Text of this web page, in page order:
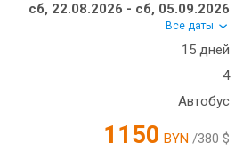
сб, 22.08.2026 - сб, 05.09.2026
Все даты
15 дней
4
Автобус
1150 BYN /380 $